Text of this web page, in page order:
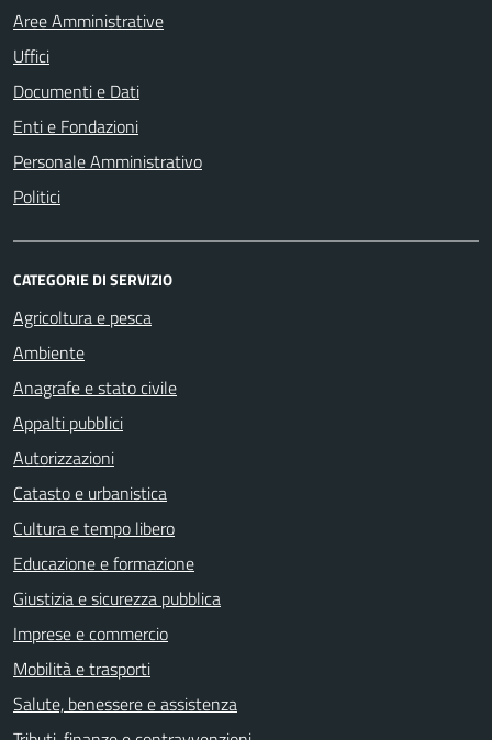
Aree Amministrative
Uffici
Documenti e Dati
Enti e Fondazioni
Personale Amministrativo
Politici
CATEGORIE DI SERVIZIO
Agricoltura e pesca
Ambiente
Anagrafe e stato civile
Appalti pubblici
Autorizzazioni
Catasto e urbanistica
Cultura e tempo libero
Educazione e formazione
Giustizia e sicurezza pubblica
Imprese e commercio
Mobilità e trasporti
Salute, benessere e assistenza